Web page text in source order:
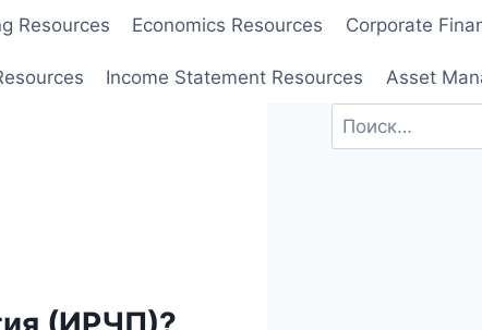
Resources Economics Resources Corporate
Income Statement Resources Asset
Найти: